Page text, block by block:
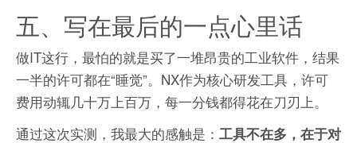
五、写在最后的一点心里话
做IT这行，最怕的就是买了一堆昂贵的工业软件，结果
一半的许可都在“睡觉”。NX作为核心研发工具，许可
费用动辄几十万上百万，每一分钱都得花在刀刃上。
通过这次实测，我最大的感触是： 工具不在多，在于对